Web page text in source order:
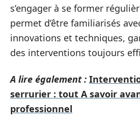
s’engager à se former
permet d’être familiarisés
innovations et techniques,
des interventions toujours
A lire également :
serrurier : tout A savoir
professionnel